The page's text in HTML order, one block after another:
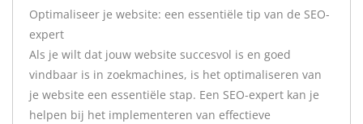
Optimaliseer je website: een essentiële tip van de SEO-
expert
Als je wilt dat jouw website succesvol is en goed
vindbaar is in zoekmachines, is het optimaliseren van
je website een essentiële stap. Een SEO-expert kan je
helpen bij het implementeren van effectieve